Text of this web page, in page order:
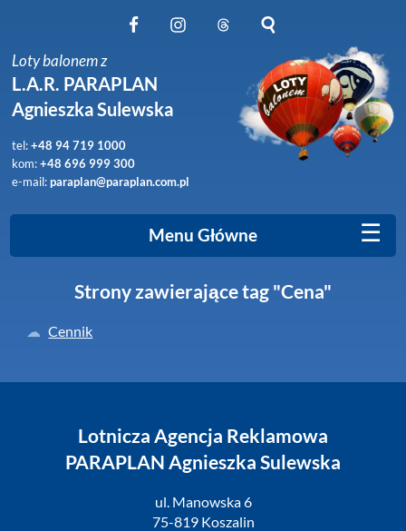
Obserwuj nas na Instagram
Obserwuj nas na Threads
Szukaj na stronie
Loty balonem z
L.A.R. PARAPLAN
Agnieszka Sulewska
tel:+48 94 719 1000
kom:+48 696 999 300
e-mail:paraplan@paraplan.com.pl
Menu Główne ☰
Strony zawierające tag "Cena"
Cennik
Lotnicza Agencja Reklamowa
PARAPLAN Agnieszka Sulewska
ul. Manowska 6
75-819 Koszalin